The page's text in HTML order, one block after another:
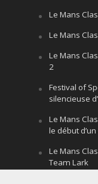
Le Mans
Le Mans
Le Mans
2
Festival of
silencieuse
Le Mans
le début
Le Mans
Team Lark